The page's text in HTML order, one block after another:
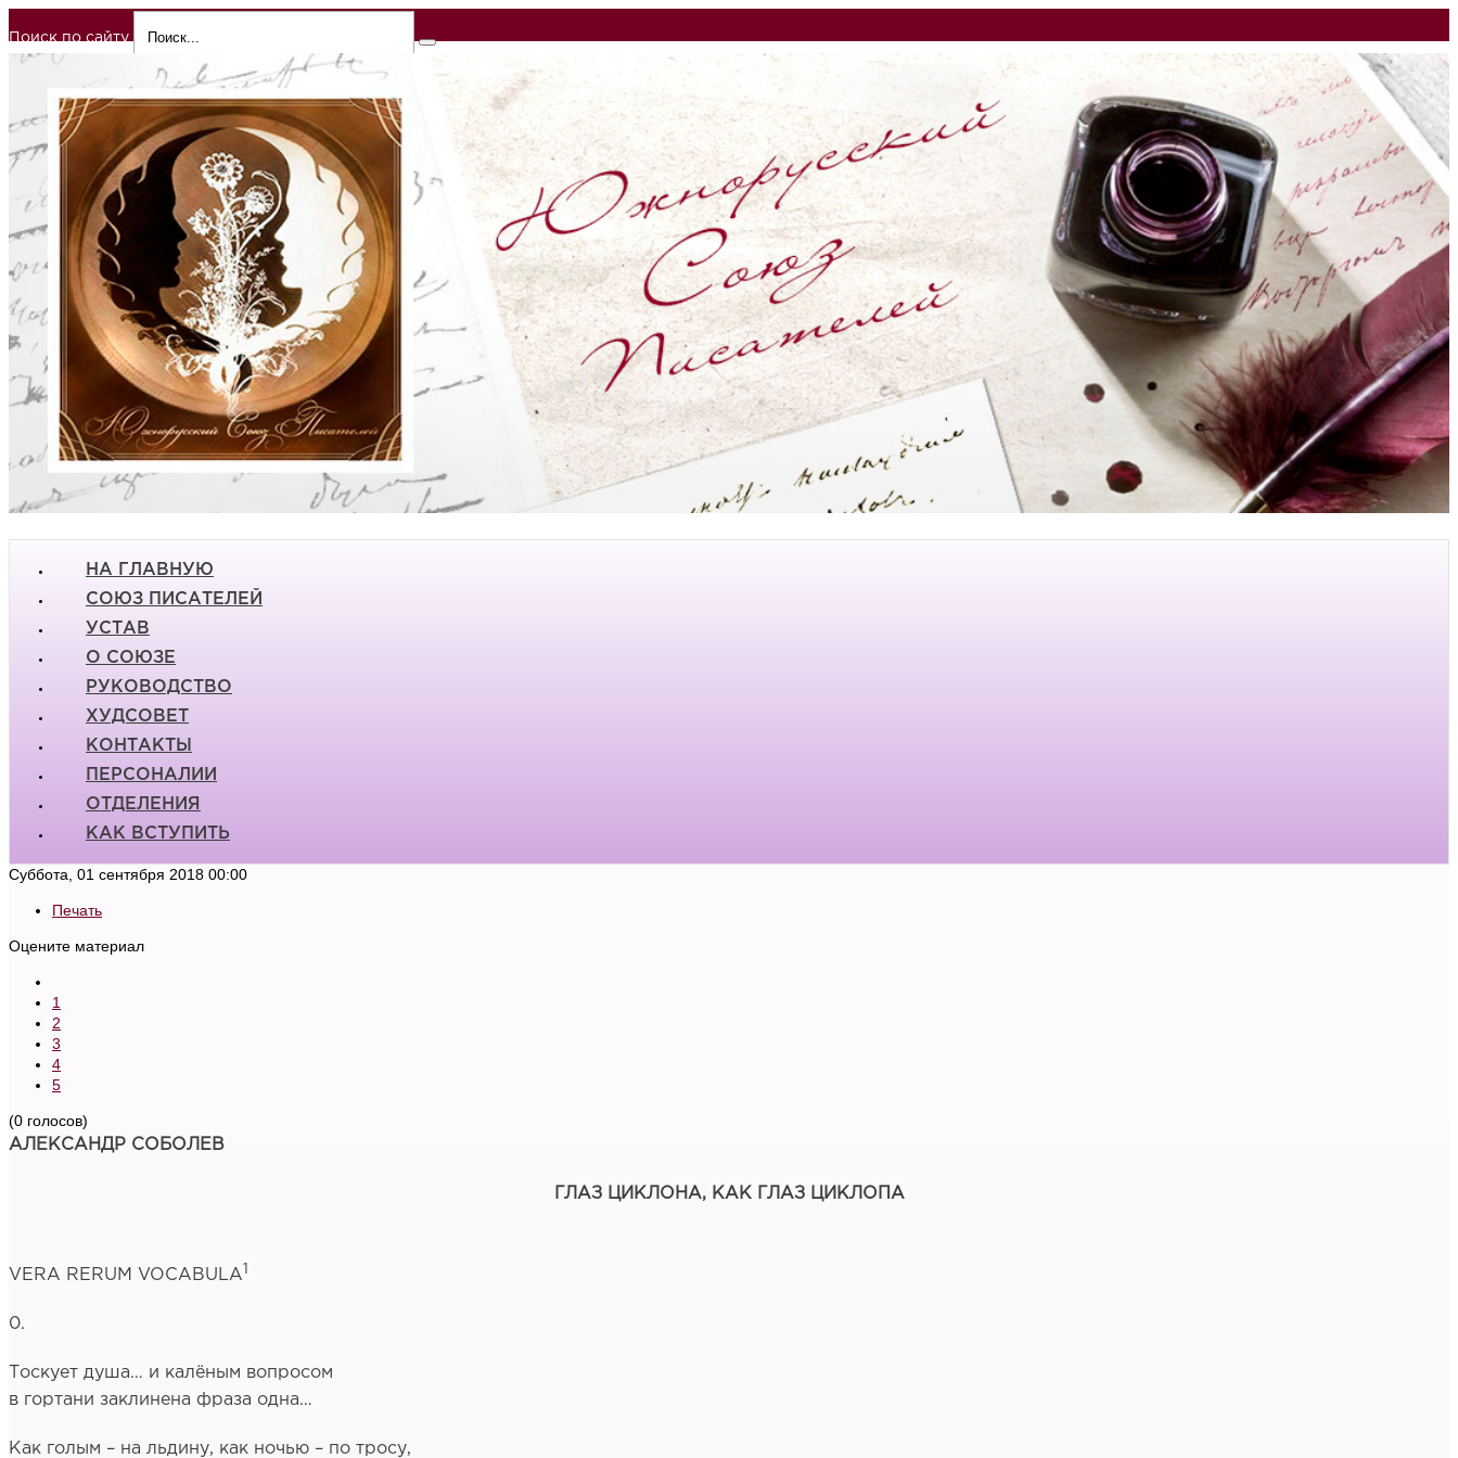
Поиск по сайту
НА ГЛАВНУЮ
СОЮЗ ПИСАТЕЛЕЙ
УСТАВ
О СОЮЗЕ
РУКОВОДСТВО
ХУДСОВЕТ
КОНТАКТЫ
ПЕРСОНАЛИИ
ОТДЕЛЕНИЯ
КАК ВСТУПИТЬ
Суббота, 01 сентября 2018 00:00
Печать
Оцените материал
1
2
3
4
5
(0 голосов)
АЛЕКСАНДР СОБОЛЕВ
ГЛАЗ ЦИКЛОНА, КАК ГЛАЗ ЦИКЛОПА
VERA RERUM VOCABULA1
0.
Тоскует душа… и калёным вопросом
в гортани заклинена фраза одна…
Как голым – на льдину, как ночью – по тросу,